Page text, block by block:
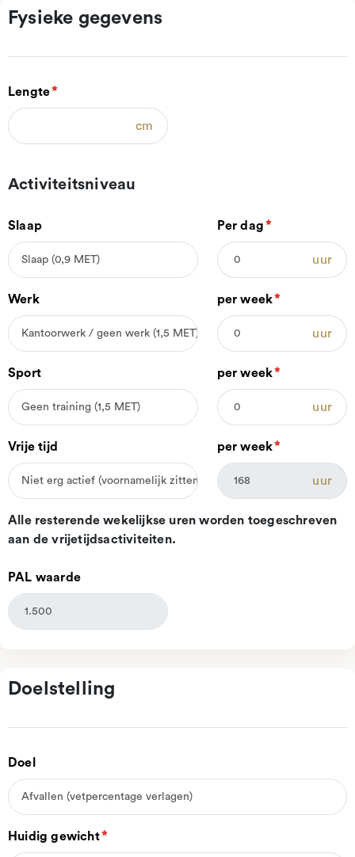
Fysieke gegevens
Lengte
cm
Activiteitsniveau
Slaap Per dag
uur
Werk per week
uur
Sport per week
uur
Vrije tijd per week
uur
Alle resterende wekelijkse uren worden toegeschreven
aan de vrijetijdsactiviteiten.
PAL waarde
Doelstelling
Doel
Huidig gewicht